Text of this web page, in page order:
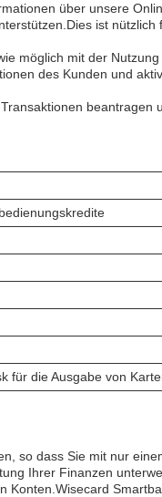
über unsere
ist nützlich
möglich mit der
des Kunden und
beantragen
für die Ausgabe von
so dass Sie mit nur
Ihrer Finanzen
Konten.Wisecard